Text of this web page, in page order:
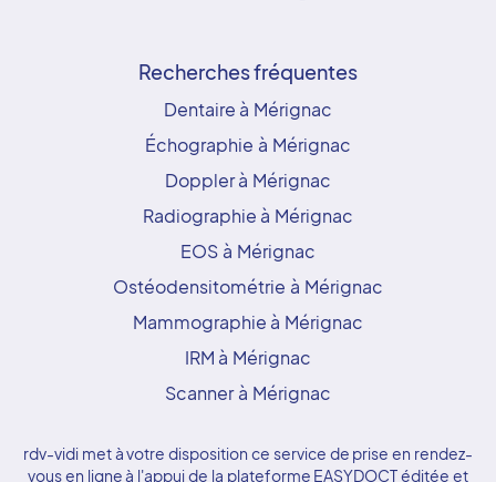
Recherches fréquentes
Dentaire à Mérignac
Échographie à Mérignac
Doppler à Mérignac
Radiographie à Mérignac
EOS à Mérignac
Ostéodensitométrie à Mérignac
Mammographie à Mérignac
IRM à Mérignac
Scanner à Mérignac
rdv-vidi met à votre disposition ce service de prise en rendez-
vous en ligne à l'appui de la plateforme EASYDOCT éditée et